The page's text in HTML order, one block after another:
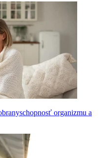
organizmu a